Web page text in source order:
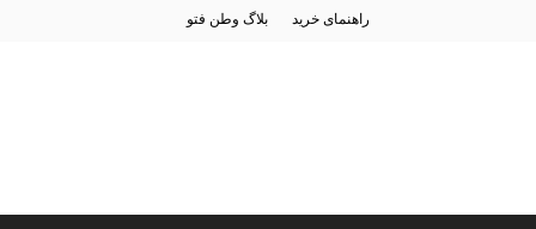
راهنمای خرید بلاگ وطن فتو